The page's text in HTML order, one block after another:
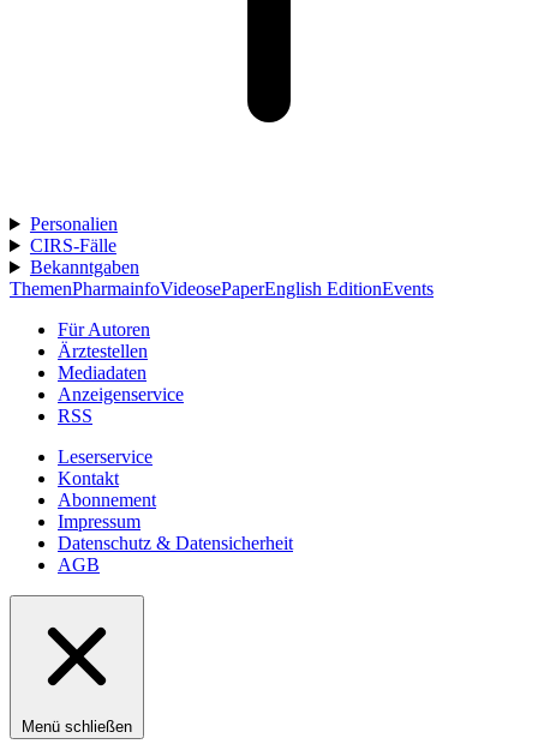
Personalien
CIRS-Fälle
Bekanntgaben
ThemenPharmainfoVideosePaperEnglish EditionEvents
Für Autoren
Ärztestellen
Mediadaten
Anzeigenservice
RSS
Leserservice
Kontakt
Abonnement
Impressum
Datenschutz & Datensicherheit
AGB
Menü schließen